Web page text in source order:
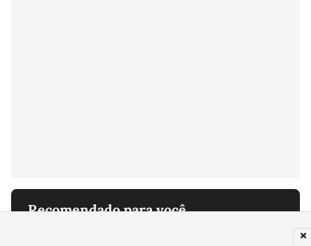
Recomendado para você